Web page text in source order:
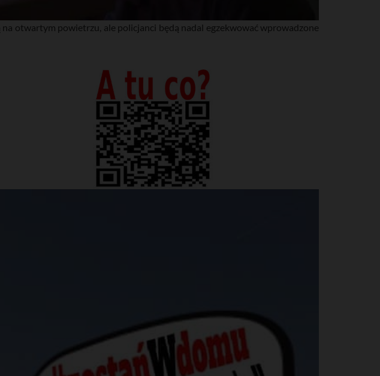
otwartym powietrzu, ale policjanci będą nadal egzekwować wprowadzone